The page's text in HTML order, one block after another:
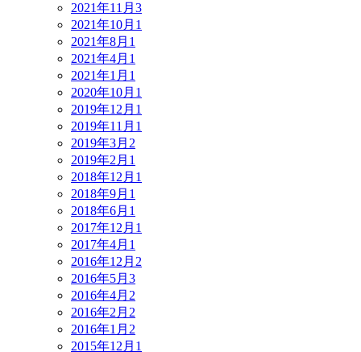
2021年11月 3
2021年10月 1
2021年8月 1
2021年4月 1
2021年1月 1
2020年10月 1
2019年12月 1
2019年11月 1
2019年3月 2
2019年2月 1
2018年12月 1
2018年9月 1
2018年6月 1
2017年12月 1
2017年4月 1
2016年12月 2
2016年5月 3
2016年4月 2
2016年2月 2
2016年1月 2
2015年12月 1